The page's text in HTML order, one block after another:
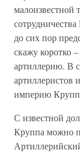
малоизвестной
до сих пор
скажу коротко
артиллерию. В
артиллеристов
империю
С известной
Круппа можно